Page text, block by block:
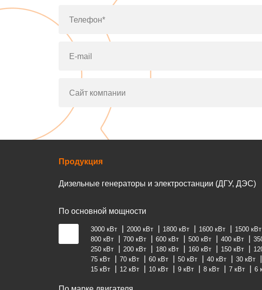
Телефон*
E-mail
Сайт компании
Продукция
Дизельные генераторы и электростанции (ДГУ, ДЭС)
По основной мощности
3000 кВт 2000 кВт 1800 кВт 1600 кВт 1500 кВт
800 кВт
700 кВт 600 кВт 500 кВт 400 кВт
250 кВт
200 кВт 180 кВт 160 кВт 150 кВт
75 кВт
70 кВт 60 кВт 50 кВт 40 кВт 30 кВт
15 кВт
12 кВт 10 кВт 9 кВт 8 кВт 7 кВт 6